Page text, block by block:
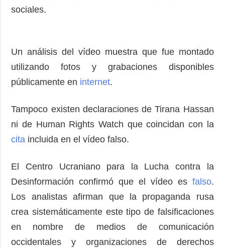
sociales.
Un análisis del vídeo muestra que fue montado
utilizando fotos y grabaciones disponibles
públicamente en internet.
Tampoco existen declaraciones de Tirana Hassan
ni de Human Rights Watch que coincidan con la
cita incluida en el vídeo falso.
El Centro Ucraniano para la Lucha contra la
Desinformación confirmó que el vídeo es falso.
Los analistas afirman que la propaganda rusa
crea sistemáticamente este tipo de falsificaciones
en nombre de medios de comunicación
occidentales y organizaciones de derechos